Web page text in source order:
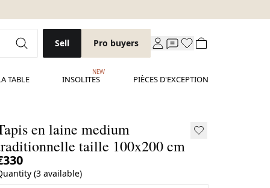
Sell Pro buyers
TABLE INSOLITES
NEW
PIÈCES D'EXCEPTION
en laine medium
taille 100x200 cm
(3 available)